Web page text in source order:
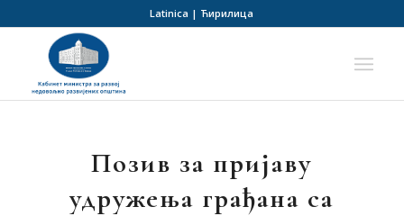
Latinica | Ћирилица
Позив за пријаву
удружења грађана са